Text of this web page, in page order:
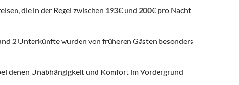
die in der Regel zwischen 193€ und 200€ pro Nacht
2 Unterkünfte wurden von früheren Gästen besonders
denen Unabhängigkeit und Komfort im Vordergrund